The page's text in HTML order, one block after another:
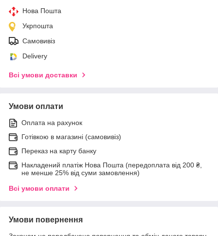
Нова Пошта
Укрпошта
Самовивіз
Delivery
Всі умови доставки
Умови оплати
Оплата на рахунок
Готівкою в магазині (самовивіз)
Переказ на карту банку
Накладений платіж Нова Пошта (передоплата від 200 ₴,
не менше 25% від суми замовлення)
Всі умови оплати
Умови повернення